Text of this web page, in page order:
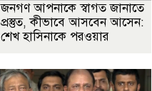
জনগণ আপনাকে স্বাগত জানাতে
প্রস্তুত, কীভাবে আসবেন আসেন:
শেখ হাসিনাকে পরওয়ার